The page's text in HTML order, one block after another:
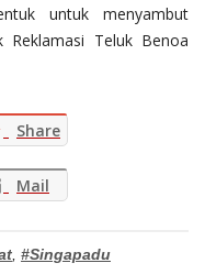
untuk menyambut
Reklamasi Teluk Benoa
Share
Mail
#Singapadu